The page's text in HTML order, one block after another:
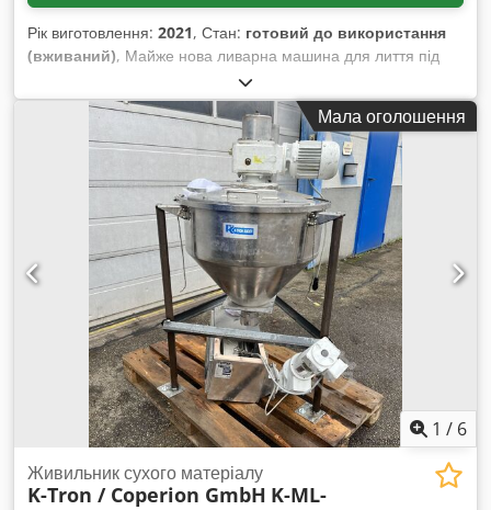
Рік виготовлення: 2021, Стан: готовий до використання
(вживаний), Майже нова ливарна машина для лиття під
тиском Arburg доступна для продажу. Зусилля закриття:
1600 кН, відстань між стійками: 520 мм, хід замикання: 364
мм, хід виштовхувача: 150 мм, зусилля виштовхування: 40
кН, ливарна одиниця: 400, тиск впорскування: 2500 бар.
Габарити машини (Д/Ш/В): приблизно 6000 мм / 1800 мм /
2200 мм, вага: приблизно 6000 кг, система керування:
Selogica, напрацювання: близько 67 годин. У комплект
входить огородження із подачею чистого повітря
(FilterFanUnit) та робот для знімання виробів. Доступна
повна документація. Огляд на місці можливий. Dcsdpfx
Alsw Rqwts Dok
Мала оголошення
1 / 6
Живильник сухого матеріалу
K-Tron / Coperion GmbH K-ML-